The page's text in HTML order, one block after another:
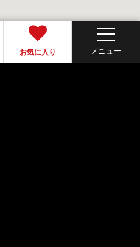
お気に入り